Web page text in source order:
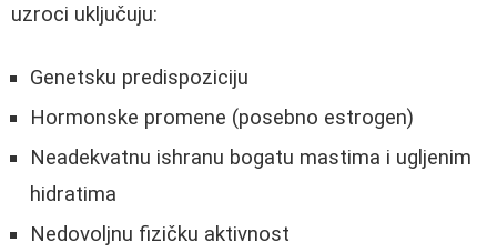
uzroci uključuju:
Genetsku predispoziciju
Hormonske promene (posebno estrogen)
Neadekvatnu ishranu bogatu mastima i ugljenim
hidratima
Nedovoljnu fizičku aktivnost